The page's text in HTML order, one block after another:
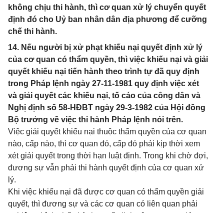
không chịu thi hành, thì cơ quan xử lý chuyển quyết
định đó cho Uỷ ban nhân dân địa phương để cưỡng
chế thi hành.
14. Nếu người bị xử phạt khiếu nại quyết định xử lý
của cơ quan có thẩm quyền, thì việc khiếu nại và giải
quyết khiếu nại tiến hành theo trình tự đã quy định
trong Pháp lệnh ngày 27-11-1981 quy định việc xét
và giải quyết các khiếu nại, tố cáo của công dân và
Nghị định số 58-HĐBT ngày 29-3-1982 của Hội đồng
Bộ trưởng về việc thi hành Pháp lệnh nói trên.
Việc giải quyết khiếu nại thuộc thẩm quyền của cơ quan
nào, cấp nào, thì cơ quan đó, cấp đó phải kịp thời xem
xét giải quyết trong thời hạn luật định. Trong khi chờ đợi,
đương sự vẫn phải thi hành quyết định của cơ quan xử
lý.
Khi việc khiếu nại đã được cơ quan có thẩm quyền giải
quyết, thì đương sự và các cơ quan có liên quan phải